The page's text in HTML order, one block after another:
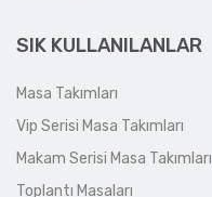
SIK KULLANILANLAR
Masa Takımları
Vip Serisi Masa Takımları
Makam Serisi Masa Takımları
Toplantı Masaları